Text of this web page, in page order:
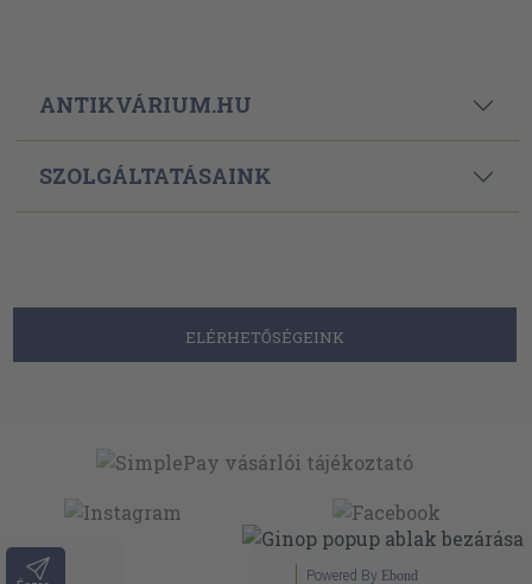
ANTIKVÁRIUM.HU
SZOLGÁLTATÁSAINK
ELÉRHETŐSÉGEINK
Powered By Ebond